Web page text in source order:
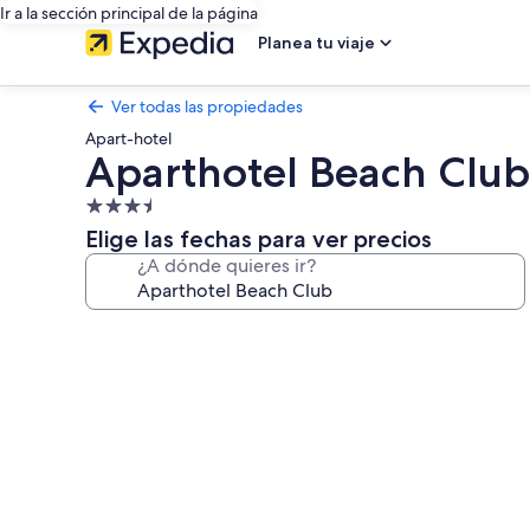
Ir a la sección principal de la página
Planea tu viaje
Ver todas las propiedades
Apart-hotel
Aparthotel Beach Club
Propiedad
de
3.5
estrellas
Elige las fechas para ver precios
¿A dónde quieres ir?